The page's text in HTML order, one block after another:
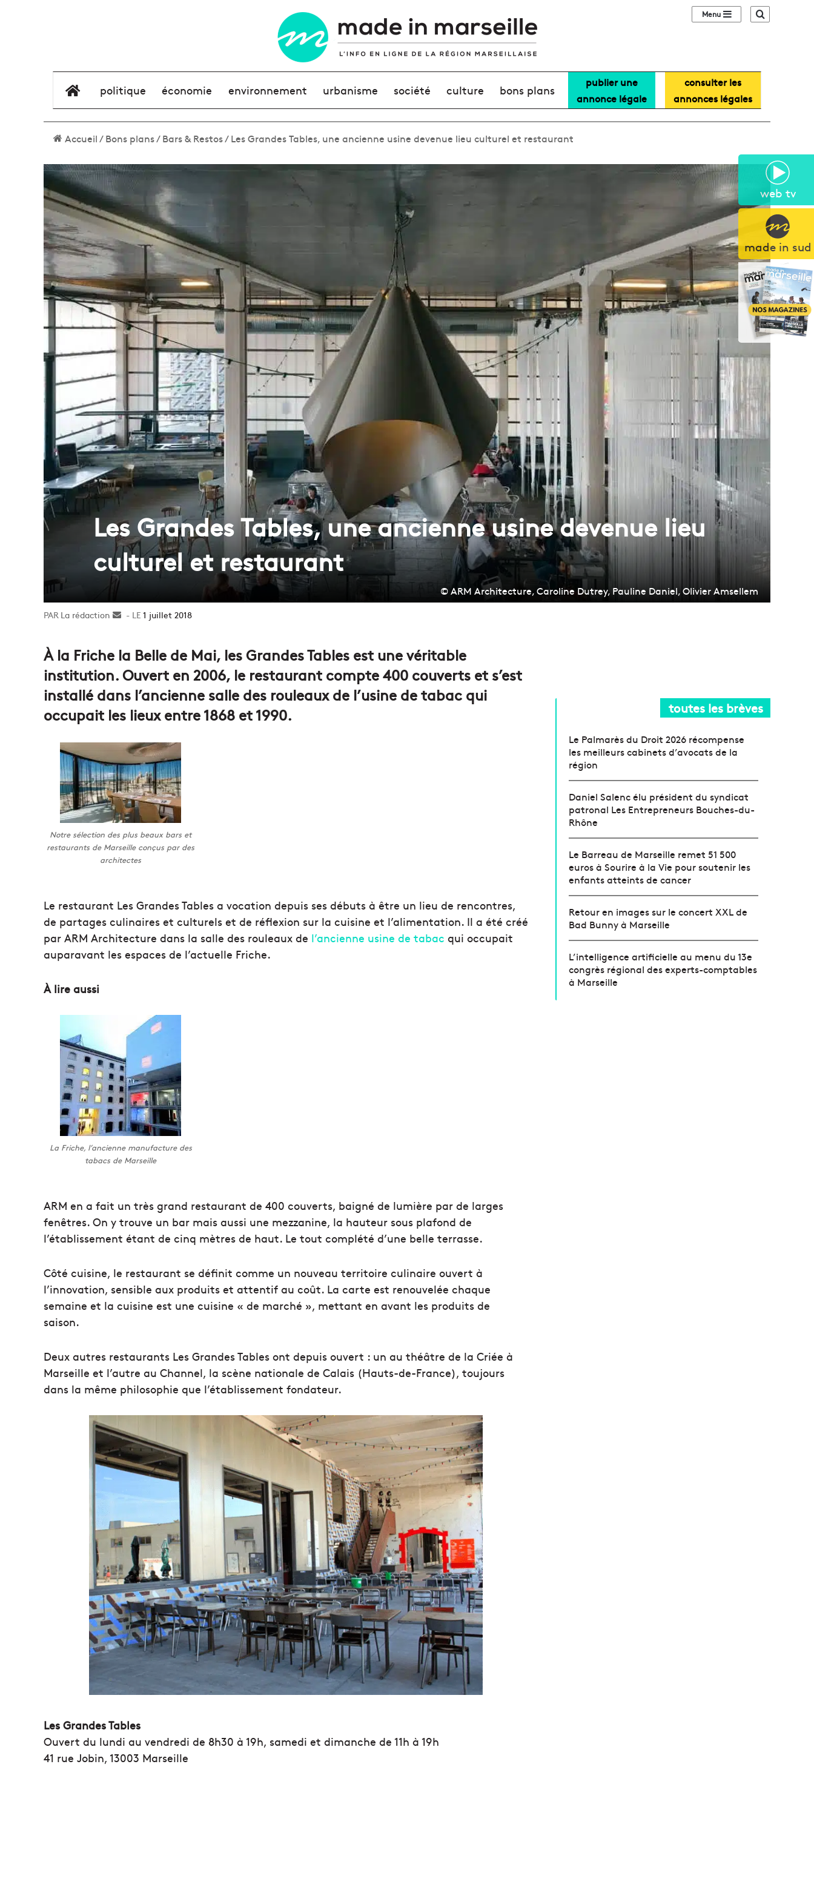
web tv
made in sud
Sidebar (barre
élément de menu
politique économie environnement urbanisme société culture bons plans
publier une
annonce légale
consulter les
annonces légales
Accueil/Bons plans/Bars & Restos/Les Grandes Tables, une ancienne usine devenue lieu culturel et restaurant
Les Grandes Tables, une ancienne usine devenue lieu
culturel et restaurant
© ARM Architecture, Caroline Dutrey, Pauline Daniel, Olivier Amsellem
La rédaction
Envoyer1 juillet 2018
À la Friche la Belle de Mai, les Grandes Tables est une véritable
institution. Ouvert en 2006, le restaurant compte 400 couverts et s’est
installé dans l’ancienne salle des rouleaux de l’usine de tabac qui
occupait les lieux entre 1868 et 1990.
Notre sélection des plus beaux bars et
restaurants de Marseille conçus par des
architectes
Le restaurant Les Grandes Tables a vocation depuis ses débuts à être un lieu de rencontres,
de partages culinaires et culturels et de réflexion sur la cuisine et l’alimentation. Il a été créé
par ARM Architecture dans la salle des rouleaux de l’ancienne usine de tabac qui occupait
auparavant les espaces de l’actuelle Friche.
À lire aussi
La Friche, l’ancienne manufacture des
tabacs de Marseille
ARM en a fait un très grand restaurant de 400 couverts, baigné de lumière par de larges
fenêtres. On y trouve un bar mais aussi une mezzanine, la hauteur sous plafond de
l’établissement étant de cinq mètres de haut. Le tout complété d’une belle terrasse.
Côté cuisine, le restaurant se définit comme un nouveau territoire culinaire ouvert à
l’innovation, sensible aux produits et attentif au coût. La carte est renouvelée chaque
semaine et la cuisine est une cuisine « de marché », mettant en avant les produits de
saison.
Deux autres restaurants Les Grandes Tables ont depuis ouvert : un au théâtre de la Criée à
Marseille et l’autre au Channel, la scène nationale de Calais (Hauts-de-France), toujours
dans la même philosophie que l’établissement fondateur.
Les Grandes Tables
Ouvert du lundi au vendredi de 8h30 à 19h, samedi et dimanche de 11h à 19h
41 rue Jobin, 13003 Marseille
toutes les brèves
Le Palmarès du Droit 2026 récompense
les meilleurs cabinets d’avocats de la
région
Daniel Salenc élu président du syndicat
patronal Les Entrepreneurs Bouches-du-
Rhône
Le Barreau de Marseille remet 51 500
euros à Sourire à la Vie pour soutenir les
enfants atteints de cancer
Retour en images sur le concert XXL de
Bad Bunny à Marseille
L’intelligence artificielle au menu du 13e
congrès régional des experts-comptables
à Marseille